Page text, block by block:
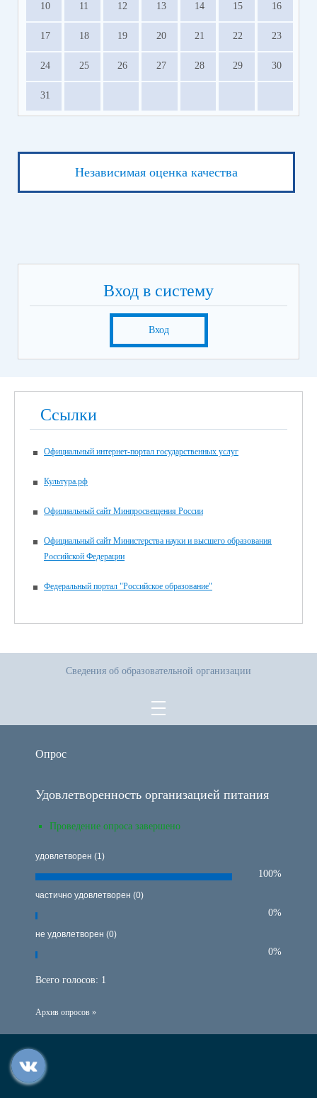
10 11 12 13 14 15 16
17 18 19 20 21 22 23
24 25 26 27 28 29 30
31
Независимая оценка качества
Вход в систему
Вход
Ссылки
Официальный интернет-портал государственных услуг
Культура.рф
Официальный сайт Минпросвещения России
Официальный сайт Министерства науки и высшего образования
Российской Федерации
Федеральный портал "Российское образование"
Сведения об образовательной организации
Опрос
Удовлетворенность организацией питания
Проведение опроса завершено
удовлетворен (1)
100%
частично удовлетворен (0)
0%
не удовлетворен (0)
0%
Всего голосов: 1
Архив опросов »